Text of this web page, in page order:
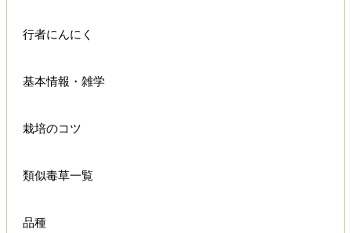
行者にんにく
基本情報・雑学
栽培のコツ
類似毒草一覧
品種